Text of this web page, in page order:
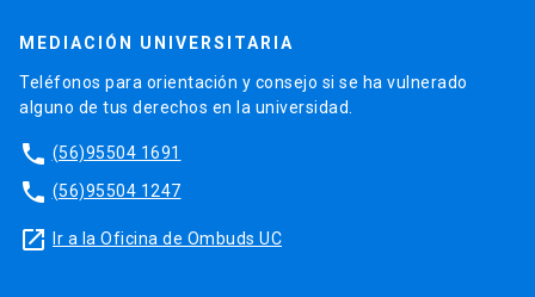
MEDIACIÓN UNIVERSITARIA
Teléfonos para orientación y consejo si se ha vulnerado
alguno de tus derechos en la universidad.
phone (56)95504 1691
phone (56)95504 1247
launch Ir a la Oficina de Ombuds UC